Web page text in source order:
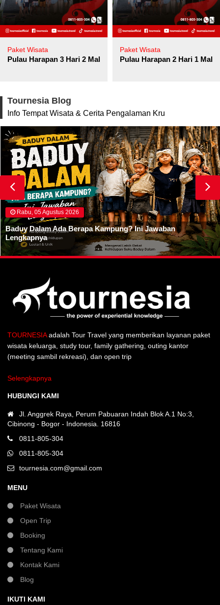
Paket Wisata
Pulau Harapan 3 Hari 2 Malam
Paket Wisata
Pulau Harapan 2 Hari 1
Tournesia Blog
Info Tempat Wisata & Cerita Pengalaman Kru
Rabu, 05 Agustus 2026
Baduy Dalam Ada Berapa Kampung? Ini Jawaban
Lengkapnya
TOURNESIAadalah Tour Travel yang memberikan layanan paket
wisata keluarga, study tour, family gathering, outing kantor
(meeting sambil rekreasi), dan open trip
Selengkapnya
HUBUNGI KAMI
Jl. Anggrek Raya, Perum Pabuaran Indah Blok A.1 No:3,
Cibinong - Bogor - Indonesia. 16816
0811-805-304
0811-805-304
tournesia.com@gmail.com
MENU
Paket Wisata
Open Trip
Booking
Tentang Kami
Kontak Kami
Blog
IKUTI KAMI